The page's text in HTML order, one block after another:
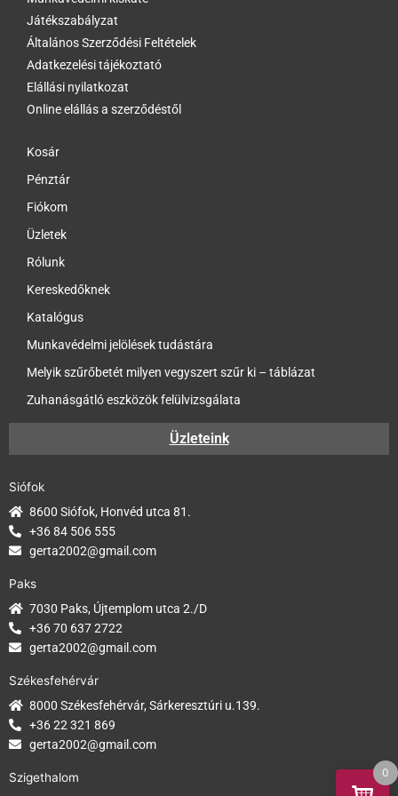
Játékszabályzat
Általános Szerződési Feltételek
Adatkezelési tájékoztató
Elállási nyilatkozat
Online elállás a szerződéstől
Kosár
Pénztár
Fiókom
Üzletek
Rólunk
Kereskedőknek
Katalógus
Munkavédelmi jelölések tudástára
Melyik szűrőbetét milyen vegyszert szűr ki – táblázat
Zuhanásgátló eszközök felülvizsgálata
Üzleteink
Siófok
8600 Siófok, Honvéd utca 81.
+36 84 506 555
gerta2002@gmail.com
Paks
7030 Paks, Újtemplom utca 2./D
+36 70 637 2722
gerta2002@gmail.com
Székesfehérvár
8000 Székesfehérvár, Sárkeresztúri u.139.
+36 22 321 869
gerta2002@gmail.com
Szigethalom
0